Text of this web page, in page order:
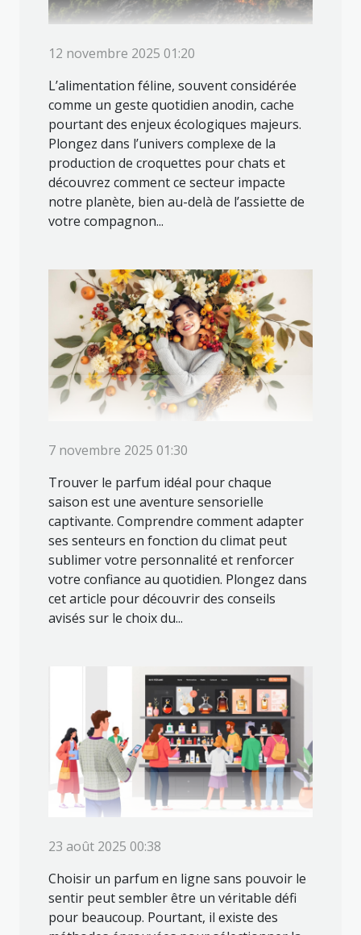
12 novembre 2025 01:20
L’alimentation féline, souvent considérée
comme un geste quotidien anodin, cache
pourtant des enjeux écologiques majeurs.
Plongez dans l’univers complexe de la
production de croquettes pour chats et
découvrez comment ce secteur impacte
notre planète, bien au-delà de l’assiette de
votre compagnon...
7 novembre 2025 01:30
Trouver le parfum idéal pour chaque
saison est une aventure sensorielle
captivante. Comprendre comment adapter
ses senteurs en fonction du climat peut
sublimer votre personnalité et renforcer
votre confiance au quotidien. Plongez dans
cet article pour découvrir des conseils
avisés sur le choix du...
23 août 2025 00:38
Choisir un parfum en ligne sans pouvoir le
sentir peut sembler être un véritable défi
pour beaucoup. Pourtant, il existe des